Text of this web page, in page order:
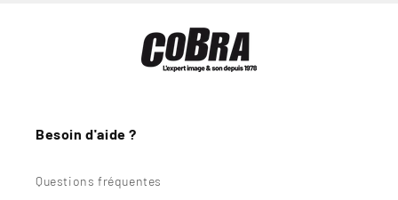
Besoin d'aide ?
Questions fréquentes